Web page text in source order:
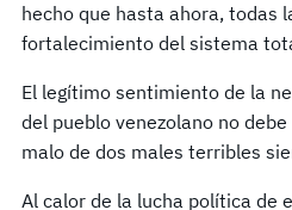
hecho que hasta ahora, todas
fortalecimiento del sistema
El legítimo sentimiento de la
del pueblo venezolano no
malo de dos males terribles
Al calor de la lucha política de